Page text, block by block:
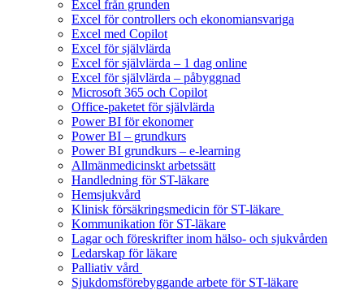
Excel från grunden
Excel för controllers och ekonomiansvariga
Excel med Copilot
Excel för självlärda
Excel för självlärda – 1 dag online
Excel för självlärda – påbyggnad
Microsoft 365 och Copilot
Office-paketet för självlärda
Power BI för ekonomer
Power BI – grundkurs
Power BI grundkurs – e-learning
Allmänmedicinskt arbetssätt
Handledning för ST-läkare
Hemsjukvård
Klinisk försäkringsmedicin för ST-läkare
Kommunikation för ST-läkare
Lagar och föreskrifter inom hälso- och sjukvården
Ledarskap för läkare
Palliativ vård
Sjukdomsförebyggande arbete för ST-läkare